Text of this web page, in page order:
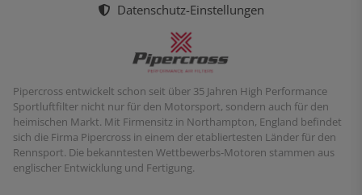
Datenschutz-Einstellungen
Pipercross entwickelt schon seit über 35 Jahren High Performance
Sportluftfilter nicht nur für den Motorsport, sondern auch für den
heimischen Markt. Mit Firmensitz in Northampton, England befindet
sich die Firma Pipercross in einem der etabliertesten Länder für den
Rennsport. Die bekanntesten Wettbewerbs-Motoren stammen aus
englischer Entwicklung und Fertigung.